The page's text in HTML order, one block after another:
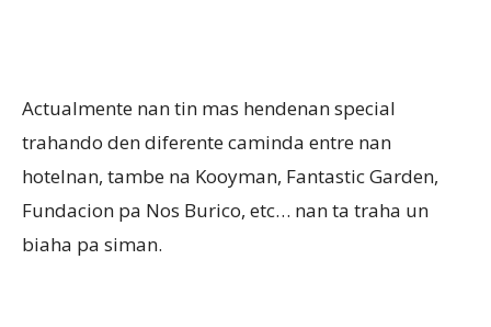
Actualmente nan tin mas hendenan special
trahando den diferente caminda entre nan
hotelnan, tambe na Kooyman, Fantastic Garden,
Fundacion pa Nos Burico, etc… nan ta traha un
biaha pa siman.